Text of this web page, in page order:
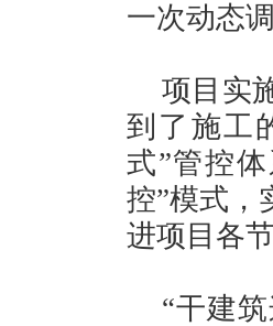
一次动态
项目实
到了施工
式”管控
控”模式，
进项目各
“干建